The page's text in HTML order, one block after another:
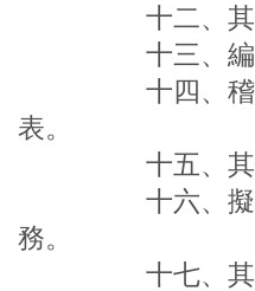
十二、其他
十三、編製
十四、
表。
十五、其他
十六、擬辦
務。
十七、其他